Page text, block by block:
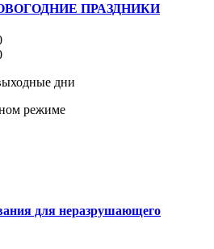
ПРАЗДНИКИ
дни
режиме
для неразрушающего